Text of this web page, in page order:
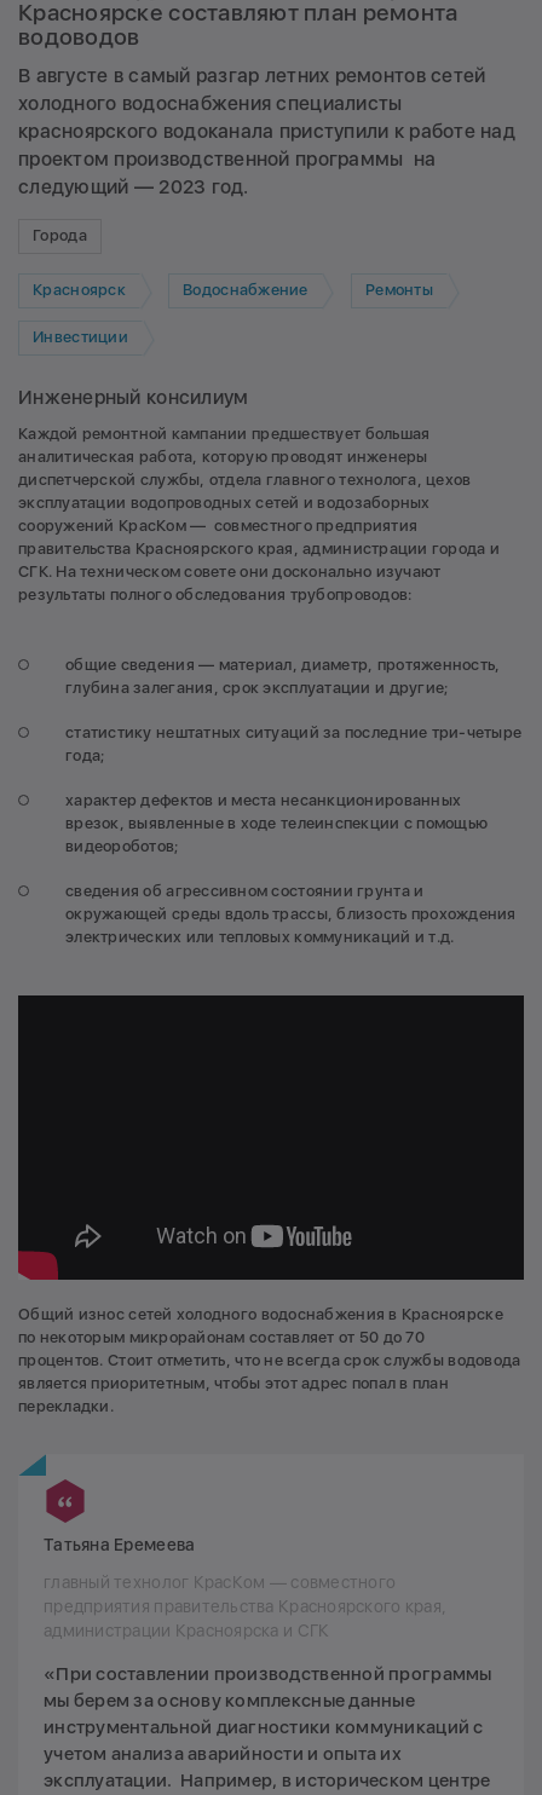
Красноярске составляют план ремонта
водоводов
В августе в самый разгар летних ремонтов сетей
холодного водоснабжения специалисты
красноярского водоканала приступили к работе над
проектом производственной программы на
следующий — 2023 год.
Города
Красноярск Водоснабжение Ремонты
Инвестиции
Инженерный консилиум
Каждой ремонтной кампании предшествует большая
аналитическая работа, которую проводят инженеры
диспетчерской службы, отдела главного технолога, цехов
эксплуатации водопроводных сетей и водозаборных
сооружений КрасКом — совместного предприятия
правительства Красноярского края, администрации города и
СГК. На техническом совете они досконально изучают
результаты полного обследования трубопроводов:
общие сведения — материал, диаметр, протяженность,
глубина залегания, срок эксплуатации и другие;
статистику нештатных ситуаций за последние три-четыре
года;
характер дефектов и места несанкционированных
врезок, выявленные в ходе телеинспекции с помощью
видеороботов;
сведения об агрессивном состоянии грунта и
окружающей среды вдоль трассы, близость прохождения
электрических или тепловых коммуникаций и т.д.
Общий износ сетей холодного водоснабжения в Красноярске
по некоторым микрорайонам составляет от 50 до 70
процентов. Стоит отметить, что не всегда срок службы водовода
является приоритетным, чтобы этот адрес попал в план
перекладки.
Татьяна Еремеева
главный технолог КрасКом — совместного
предприятия правительства Красноярского края,
администрации Красноярска и СГК
«При составлении производственной программы
мы берем за основу комплексные данные
инструментальной диагностики коммуникаций с
учетом анализа аварийности и опыта их
эксплуатации. Например, в историческом центре